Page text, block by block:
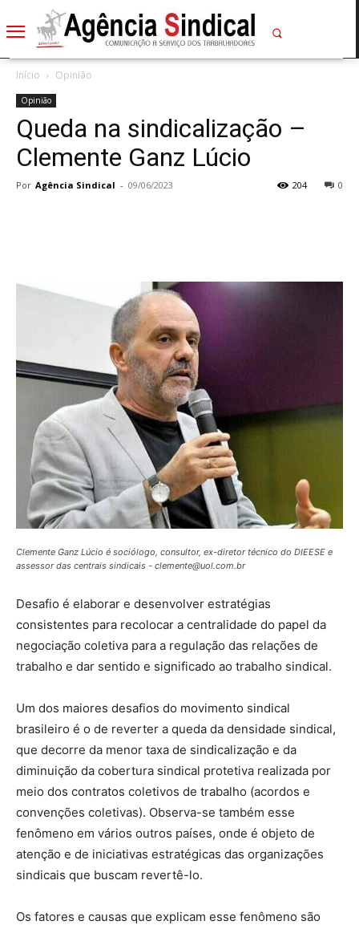
Início Opinião
Opinião
Queda na sindicalização –
Clemente Ganz Lúcio
Por Agência Sindical - 09/06/2023 0
204
Clemente Ganz Lúcio é sociólogo, consultor, ex-diretor técnico do DIEESE e
assessor das centrais sindicais - clemente@uol.com.br
Desafio é elaborar e desenvolver estratégias
consistentes para recolocar a centralidade do papel da
negociação coletiva para a regulação das relações de
trabalho e dar sentido e significado ao trabalho sindical.
Um dos maiores desafios do movimento sindical
brasileiro é o de reverter a queda da densidade sindical,
que decorre da menor taxa de sindicalização e da
diminuição da cobertura sindical protetiva realizada por
meio dos contratos coletivos de trabalho (acordos e
convenções coletivas). Observa-se também esse
fenômeno em vários outros países, onde é objeto de
atenção e de iniciativas estratégicas das organizações
sindicais que buscam revertê-lo.
Os fatores e causas que explicam esse fenômeno são